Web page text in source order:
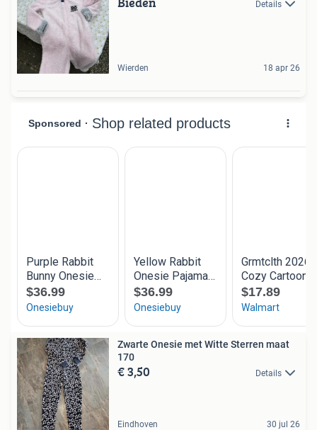
Details
Wierden 18 apr 26
Zwarte Onesie met Witte Sterren maat
170
€ 3,50 Details
Eindhoven 30 jul 26